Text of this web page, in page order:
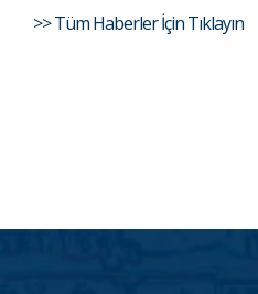
>> Tüm Haberler İçin Tıklayın